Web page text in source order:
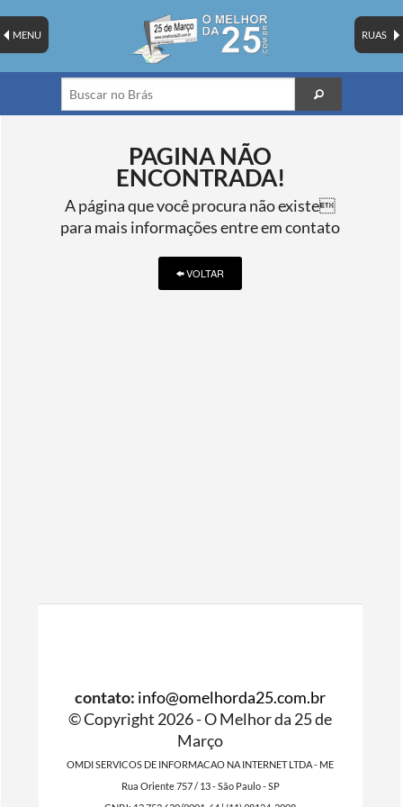
RUAS
MENU
PAGINA NÃO
ENCONTRADA!
A página que você procura não existe
para mais informações entre em contato
VOLTAR
contato: info@omelhorda25.com.br
© Copyright 2026 - O Melhor da 25 de
Março
OMDI SERVICOS DE INFORMACAO NA INTERNET LTDA - ME
Rua Oriente 757 / 13 - São Paulo - SP